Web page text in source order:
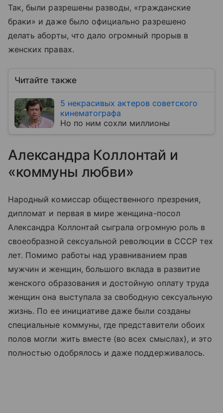
Так, были разрешены разводы, «гражданские
браки» и даже было официально разрешено
делать аборты, что дало огромный прорыв в
женских правах.
Читайте также
5 некрасивых актеров советского
кинематографа
Но по ним сохли миллионы
Александра Коллонтай и
«коммуны любви»
Народный комиссар общественного презрения,
дипломат и первая в мире женщина-посол
Александра Коллонтай сыграла огромную роль в
своеобразной сексуальной революции в СССР тех
лет. Помимо работы над уравниванием прав
мужчин и женщин, большого вклада в развитие
женского образования и достойную оплату труда
женщин она выступала за свободную сексуальную
жизнь. По ее инициативе даже были созданы
специальные коммуны, где представители обоих
полов могли жить вместе (во всех смыслах), и это
полностью одобрялось и даже поддерживалось.